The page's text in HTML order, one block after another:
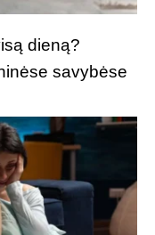
dieną?
savybėse